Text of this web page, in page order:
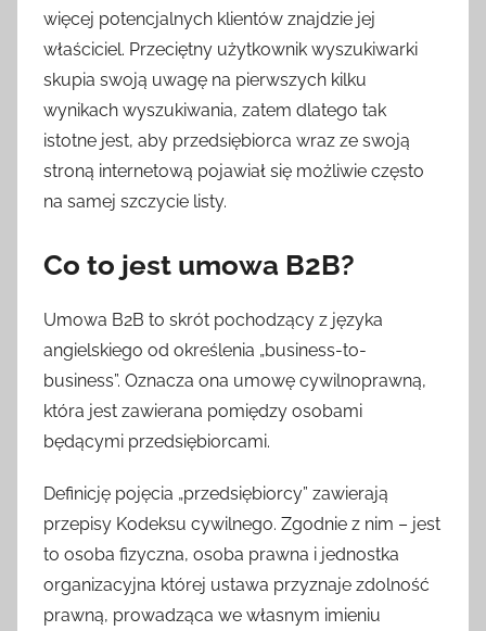
więcej potencjalnych klientów znajdzie jej
właściciel. Przeciętny użytkownik wyszukiwarki
skupia swoją uwagę na pierwszych kilku
wynikach wyszukiwania, zatem dlatego tak
istotne jest, aby przedsiębiorca wraz ze swoją
stroną internetową pojawiał się możliwie często
na samej szczycie listy.
Co to jest umowa B2B?
Umowa B2B to skrót pochodzący z języka
angielskiego od określenia „business-to-
business”. Oznacza ona umowę cywilnoprawną,
która jest zawierana pomiędzy osobami
będącymi przedsiębiorcami.
Definicję pojęcia „przedsiębiorcy” zawierają
przepisy Kodeksu cywilnego. Zgodnie z nim – jest
to osoba fizyczna, osoba prawna i jednostka
organizacyjna której ustawa przyznaje zdolność
prawną, prowadząca we własnym imieniu